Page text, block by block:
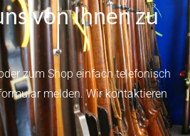
von Ihnen zu
zum Shop einfach telefonisch
melden.Wir kontaktieren